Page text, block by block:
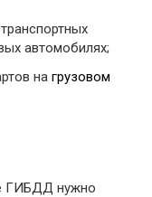
автомобилях;
на грузовом
ГИБДД нужно